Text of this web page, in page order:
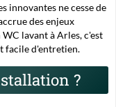
innovantes ne cesse de
des enjeux
lavant à Arles, c'est
facile d'entretien.
?